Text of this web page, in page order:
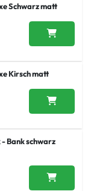
Schwarz matt
Kirsch matt
Bank schwarz